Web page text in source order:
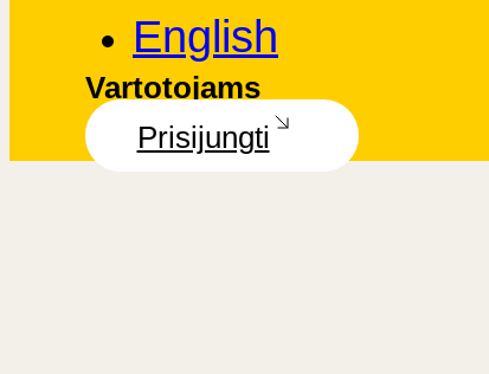
English
Vartotojams
Prisijungti